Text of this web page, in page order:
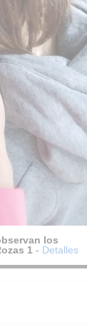
13
alumnos
los
18
alumnos
los
23